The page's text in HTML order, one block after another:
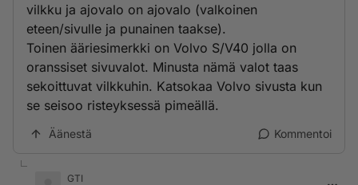
vilkku ja ajovalo on ajovalo (valkoinen
eteen/sivulle ja punainen taakse).
Toinen ääriesimerkki on Volvo S/V40 jolla on
oranssiset sivuvalot. Minusta nämä valot taas
sekoittuvat vilkkuhin. Katsokaa Volvo sivusta kun
se seisoo risteyksessä pimeällä.
Äänestä Kommentoi
GTI